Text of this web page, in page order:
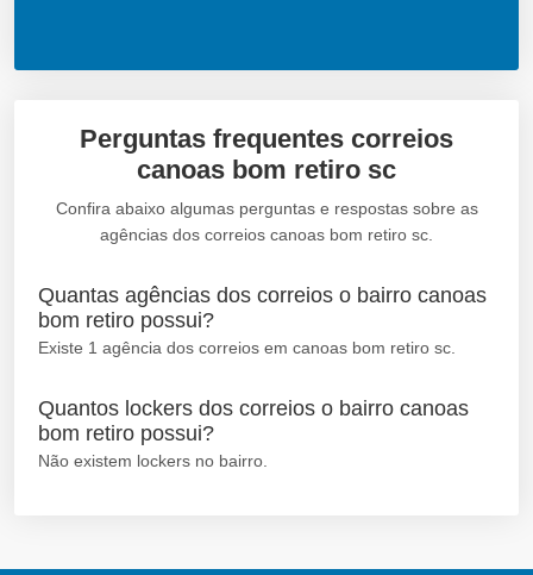
Perguntas frequentes correios
canoas bom retiro sc
Confira abaixo algumas perguntas e respostas sobre as
agências dos correios canoas bom retiro sc.
Quantas agências dos correios o bairro canoas
bom retiro possui?
Existe 1 agência dos correios em canoas bom retiro sc.
Quantos lockers dos correios o bairro canoas
bom retiro possui?
Não existem lockers no bairro.